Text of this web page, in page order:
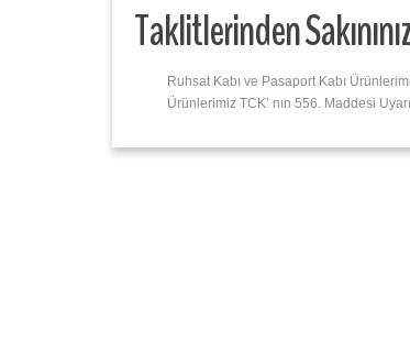
Taklitlerinden
Ruhsat Kabı ve Pasaport Kabı
Ürünlerimiz TCK’ nın 556. Maddesi